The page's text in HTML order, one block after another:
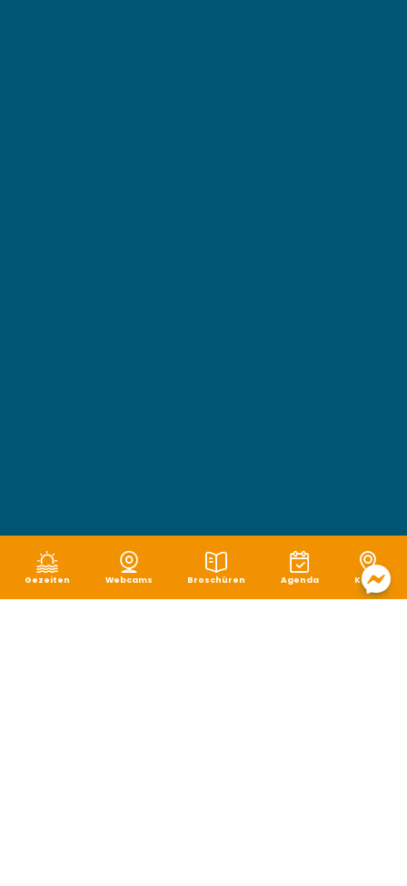
Gezeiten Webcams Broschüren Agenda Karte